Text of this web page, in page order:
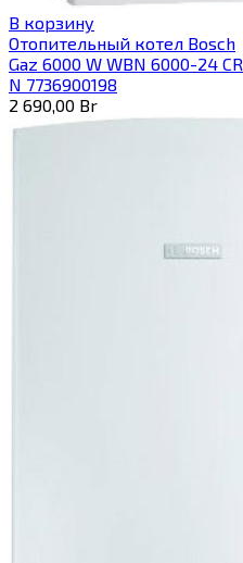
В корзину
Отопительный котел Bosch
Gaz 6000 W WBN 6000-24 CR
N 7736900198
2 690,00 Br